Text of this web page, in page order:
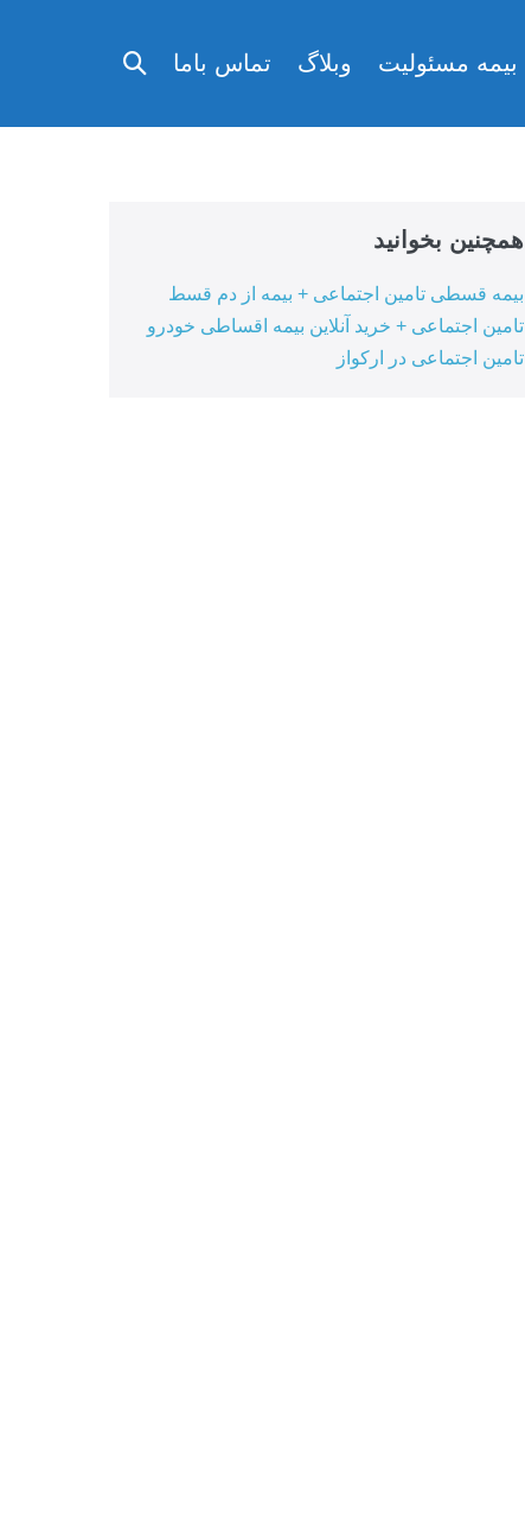
بیمه مسئولیت وبلاگ تماس باما
تغییر
همچنین بخوانید
بیمه قسطی تامین اجتماعی + بیمه از دم قسط
تامین اجتماعی + خرید آنلاین بیمه اقساطی خودرو
تامین اجتماعی در ارکواز